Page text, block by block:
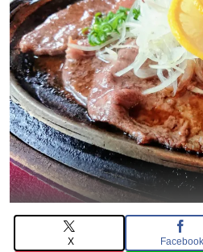
X Facebook